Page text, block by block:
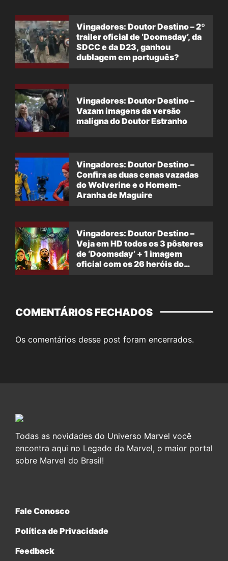
Vingadores: Doutor Destino – 2º
trailer oficial de ‘Doomsday’, da
SDCC e da D23, ganhou
dublagem em português?
Vingadores: Doutor Destino –
Vazam imagens da versão
maligna do Doutor Estranho
Vingadores: Doutor Destino –
Confira as duas cenas vazadas
do Wolverine e o Homem-
Aranha de Maguire
Vingadores: Doutor Destino –
Veja em HD todos os 3 pôsteres
de ‘Doomsday’ + 1 imagem
oficial com os 26 heróis do
COMENTÁRIOS FECHADOS
Os comentários desse post foram encerrados.
Todas as novidades do Universo Marvel você
encontra aqui no Legado da Marvel, o maior portal
sobre Marvel do Brasil!
Fale Conosco
Política de Privacidade
Feedback